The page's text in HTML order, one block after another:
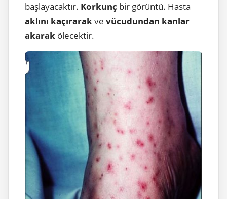
başlayacaktır. Korkunç bir görüntü. Hasta
aklını kaçırarakve vücudundan kanlar
akarak ölecektir.